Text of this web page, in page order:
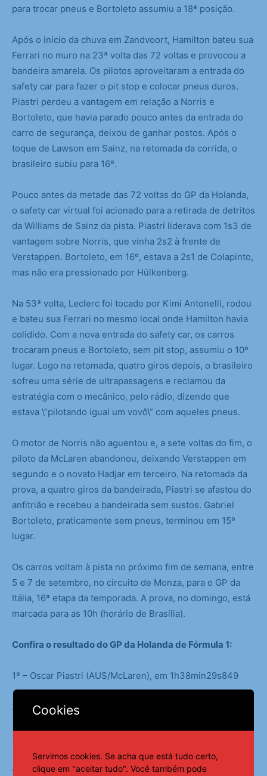
para trocar pneus e Bortoleto assumiu a 18ª posição.
Após o início da chuva em Zandvoort, Hamilton bateu sua
Ferrari no muro na 23ª volta das 72 voltas e provocou a
bandeira amarela. Os pilotos aproveitaram a entrada do
safety car para fazer o pit stop e colocar pneus duros.
Piastri perdeu a vantagem em relação a Norris e
Bortoleto, que havia parado pouco antes da entrada do
carro de segurança, deixou de ganhar postos. Após o
toque de Lawson em Sainz, na retomada da corrida, o
brasileiro subiu para 16º.
Pouco antes da metade das 72 voltas do GP da Holanda,
o safety car virtual foi acionado para a retirada de detritos
da Williams de Sainz da pista. Piastri liderava com 1s3 de
vantagem sobre Norris, que vinha 2s2 à frente de
Verstappen. Bortoleto, em 16º, estava a 2s1 de Colapinto,
mas não era pressionado por Hülkenberg.
Na 53ª volta, Leclerc foi tocado por Kimi Antonelli, rodou
e bateu sua Ferrari no mesmo local onde Hamilton havia
colidido. Com a nova entrada do safety car, os carros
trocaram pneus e Bortoleto, sem pit stop, assumiu o 10º
lugar. Logo na retomada, quatro giros depois, o brasileiro
sofreu uma série de ultrapassagens e reclamou da
estratégia com o mecânico, pelo rádio, dizendo que
estava \”pilotando igual um vovô\” com aqueles pneus.
O motor de Norris não aguentou e, a sete voltas do fim, o
piloto da McLaren abandonou, deixando Verstappen em
segundo e o novato Hadjar em terceiro. Na retomada da
prova, a quatro giros da bandeirada, Piastri se afastou do
anfitrião e recebeu a bandeirada sem sustos. Gabriel
Bortoleto, praticamente sem pneus, terminou em 15º
lugar.
Os carros voltam à pista no próximo fim de semana, entre
5 e 7 de setembro, no circuito de Monza, para o GP da
Itália, 16ª etapa da temporada. A prova, no domingo, está
marcada para as 10h (horário de Brasília).
Confira o resultado do GP da Holanda de Fórmula 1:
1º – Oscar Piastri (AUS/McLaren), em 1h38min29s849
2º – Max Verstappen (HOL/Red Bull), a 1s271
3º – Isack Hadjar (FRA/RB), a 3s233
4º – George Russell (ING/Mercedes), a 5s654
Cookies
Servimos cookies. Se acha que está tudo certo,
clique em "aceitar tudo". Você também pode